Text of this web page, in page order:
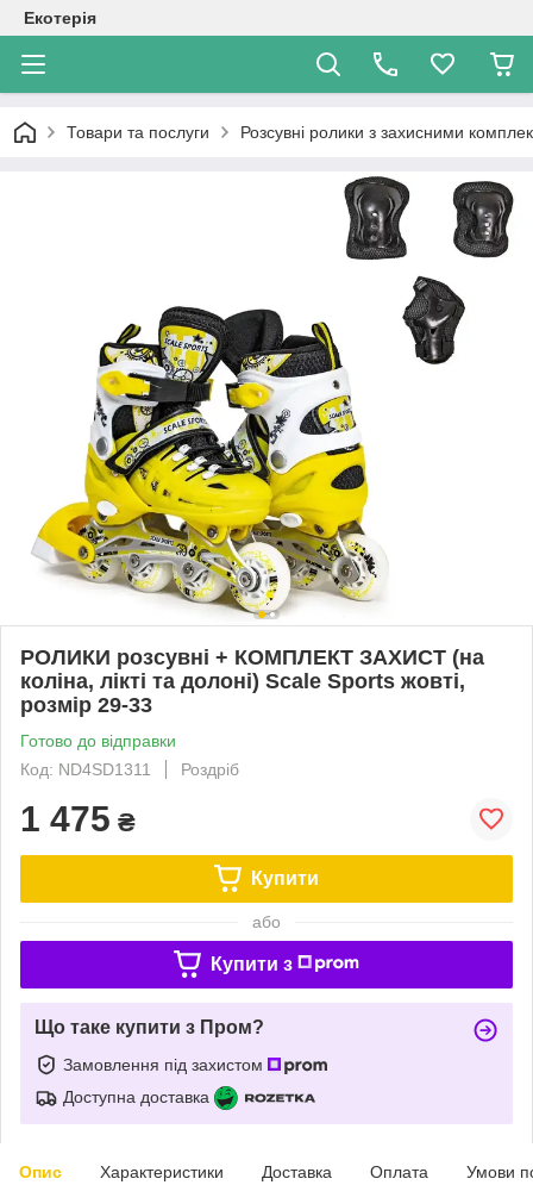
Екотерія
Товари та послуги Розсувні ролики з захисними
РОЛИКИ розсувні + КОМПЛЕКТ ЗАХИСТ (на
коліна, лікті та долоні) Scale Sports жовті,
розмір 29-33
Готово до відправки
Код: ND4SD1311
Роздріб
1 475 ₴
Купити
або
Купити з
Що таке купити з Пром?
Замовлення під захистом
Доступна доставка
Опис Характеристики Доставка Оплата Умови